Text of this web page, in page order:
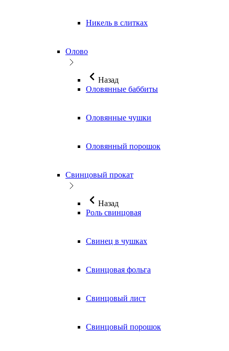
Никель в слитках
Олово
Назад
Оловянные баббиты
Оловянные чушки
Оловянный порошок
Свинцовый прокат
Назад
Роль свинцовая
Свинец в чушках
Свинцовая фольга
Свинцовый лист
Свинцовый порошок